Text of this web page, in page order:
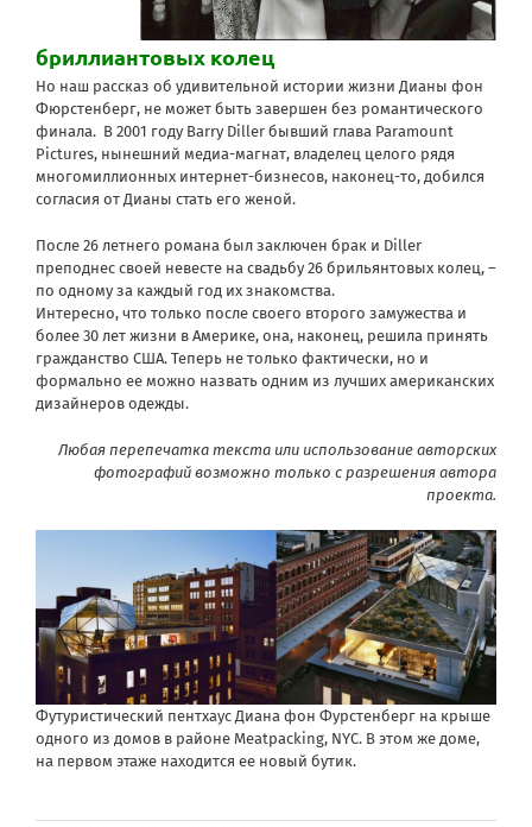
бриллиантовых колец
Но наш рассказ об удивительной истории жизни Дианы фон
Фюрстенберг, не может быть завершен без романтического
финала. В 2001 году Barry Diller бывший глава Paramount
Pictures, нынешний медиа-магнат, владелец целого рядя
многомиллионных интернет-бизнесов, наконец-то, добился
согласия от Дианы стать его женой.
После 26 летнего романа был заключен брак и Diller
преподнес своей невесте на свадьбу 26 брильянтовых колец, –
по одному за каждый год их знакомства.
Интересно, что только после своего второго замужества и
более 30 лет жизни в Америке, она, наконец, решила принять
гражданство США. Теперь не только фактически, но и
формально ее можно назвать одним из лучших американских
дизайнеров одежды.
Любая перепечатка текста или использование авторских
фотографий возможно только с разрешения автора
проекта.
Футуристический пентхаус Диана фон Фурстенберг на крыше
одного из домов в районе Meatpacking, NYC. В этом же доме,
на первом этаже находится ее новый бутик.